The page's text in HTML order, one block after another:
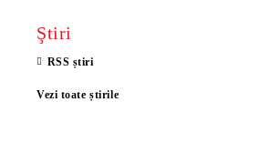
Ştiri
RSS știri
Vezi toate știrile